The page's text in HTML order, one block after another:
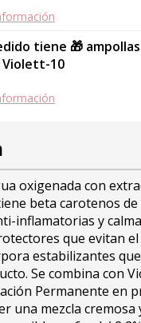
tiene 🎁 ampollas
Violett-10
oxigenada con
beta carotenos de
inflamatorias y
que evitan el
estabilizantes
Se combina con
Permanente en
una mezcla cremosa